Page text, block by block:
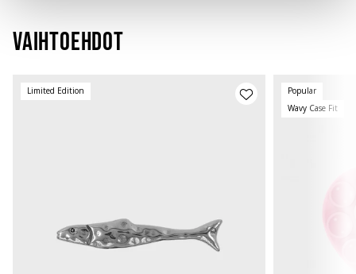
Vaihtoehdot
Limited Edition
Popular
Wavy Case Fit